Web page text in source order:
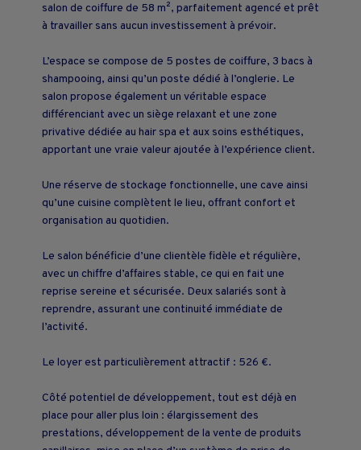
salon de coiffure de 58 m², parfaitement agencé et prêt
à travailler sans aucun investissement à prévoir.
L’espace se compose de 5 postes de coiffure, 3 bacs à
shampooing, ainsi qu’un poste dédié à l’onglerie. Le
salon propose également un véritable espace
différenciant avec un siège relaxant et une zone
privative dédiée au hair spa et aux soins esthétiques,
apportant une vraie valeur ajoutée à l’expérience client.
Une réserve de stockage fonctionnelle, une cave ainsi
qu’une cuisine complètent le lieu, offrant confort et
organisation au quotidien.
Le salon bénéficie d’une clientèle fidèle et régulière,
avec un chiffre d’affaires stable, ce qui en fait une
reprise sereine et sécurisée. Deux salariés sont à
reprendre, assurant une continuité immédiate de
l’activité.
Le loyer est particulièrement attractif : 526 €.
Côté potentiel de développement, tout est déjà en
place pour aller plus loin : élargissement des
prestations, développement de la vente de produits